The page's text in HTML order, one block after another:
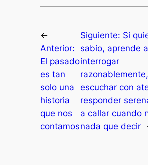
←
Anterior:
El pasado
es tan
solo una
historia
que nos
contamos
Siguiente: Si
sabio, aprende a
interrogar
escuchar con
responder
a callar cuando
nada que decir